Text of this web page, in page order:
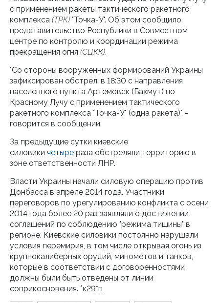
с применением ракеты тактического ракетного
комплекса (ТРК) "Точка-У". Об этом сообщило
представительство Республики в Совместном
центре по контролю и координации режима
прекращения огня (СЦКК).
"Со стороны вооруженных формирований Украины
зафиксирован обстрел: в 18:30 с направления
населенного пункта Артемовск (Бахмут) по
Красному Лучу с применением тактического
ракетного комплекса "Точка-У" (одна ракета)", -
говорится в сообщении.
За предыдущие сутки киевские
силовики четыре раза обстреляли территорию в
зоне ответственности ЛНР.
Власти Украины начали силовую операцию против
Донбасса в апреле 2014 года. Участники
переговоров по урегулированию конфликта с осени
2014 года более 20 раз заявляли о достижении
соглашений по соблюдению "режима тишины" в
регионе. Киевские силовики постоянно нарушали
условия перемирия, в том числе открывая огонь из
крупнокалиберных орудий, минометов и танков,
которые в соответствии с договоренностями
должны были быть отведены от линии
соприкосновения. *к29*п